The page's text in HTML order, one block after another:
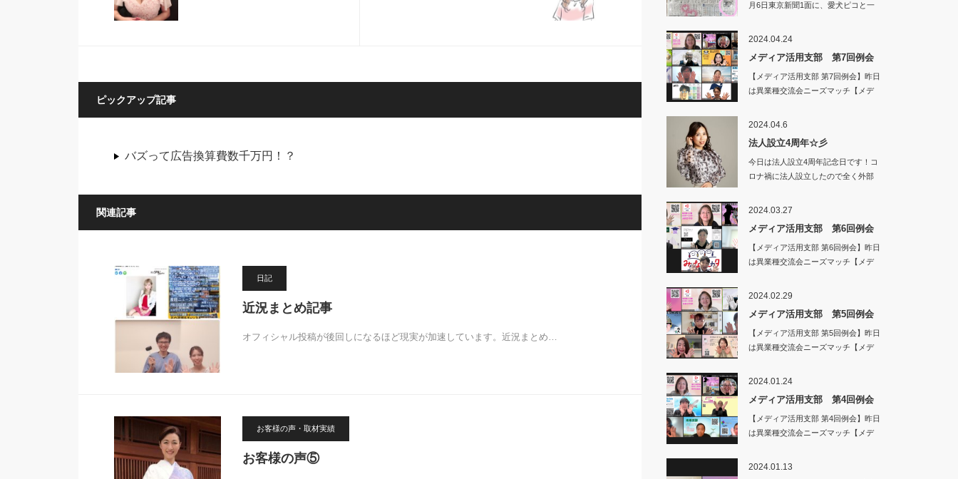
ピックアップ記事
バズって広告換算費数千万円！？
関連記事
日記
近況まとめ記事
オフィシャル投稿が後回しになるほど現実が加速しています。近況まとめ…
お客様の声・取材実績
お客様の声⑤
月6日東京新聞1面に、愛犬ピコと一
2024.04.24
メディア活用支部 第7回例会
【メディア活用支部 第7回例会】昨日
は異業種交流会ニーズマッチ【メデ
2024.04.6
法人設立4周年☆彡
今日は法人設立4周年記念日です！コ
ロナ禍に法人設立したので全く外部
2024.03.27
メディア活用支部 第6回例会
【メディア活用支部 第6回例会】昨日
は異業種交流会ニーズマッチ【メデ
2024.02.29
メディア活用支部 第5回例会
【メディア活用支部 第5回例会】昨日
は異業種交流会ニーズマッチ【メデ
2024.01.24
メディア活用支部 第4回例会
【メディア活用支部 第4回例会】昨日
は異業種交流会ニーズマッチ【メデ
2024.01.13